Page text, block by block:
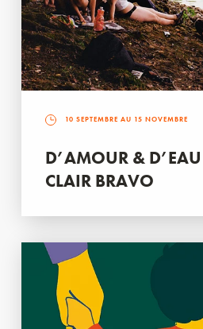
10 SEPTEMBRE AU 15 NOVEMBRE
D’AMOUR &
CLAIR BRAVO